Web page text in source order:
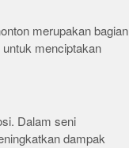
merupakan bagian
menciptakan
Dalam seni
dampak